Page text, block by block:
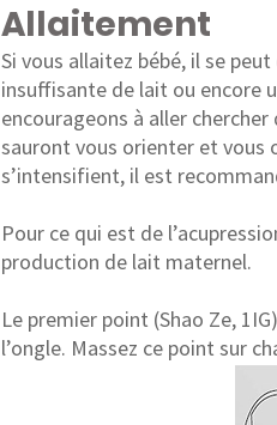
Allaitement
Si vous allaitez bébé, il se
insuffisante de lait ou encore
encourageons à aller
sauront vous orienter et vous
s’intensifient, il est
Pour ce qui est de
production de lait maternel.
Le premier point (Shao Ze,
l’ongle. Massez ce point sur